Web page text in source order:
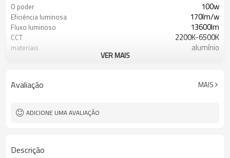
O poder 100w
Eficiência luminosa 170lm/w
Fluxo luminoso 13600lm
CCT 2200K-6500K
materiais alumínio
VER MAIS
Avaliação MAIS
ADICIONE UMA AVALIAÇÃO
Descrição